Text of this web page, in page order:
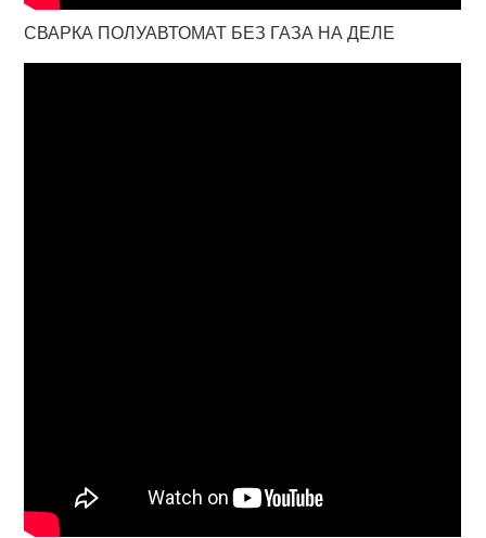
СВАРКА ПОЛУАВТОМАТ БЕЗ ГАЗА НА ДЕЛЕ